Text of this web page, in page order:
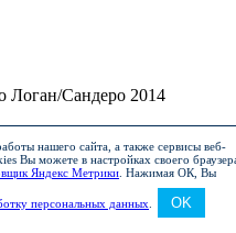
Логан/Сандеро 2014
нашего сайта, а также сервисы веб-
Вы можете в настройках своего
Яндекс Метрики Нажимая ОК, Вы
персональных данных OK